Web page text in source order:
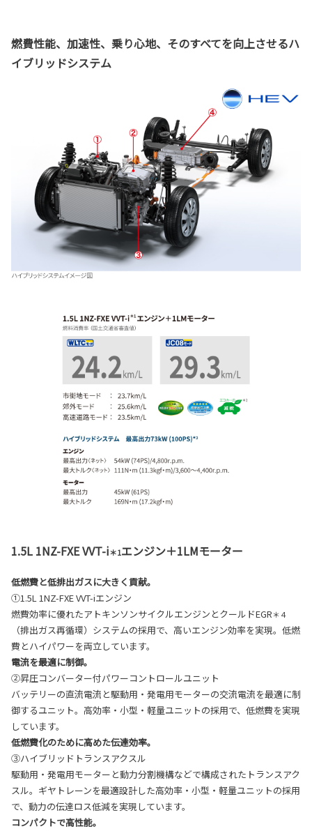
燃費性能、加速性、乗り心地、そのすべてを向上させるハ
イブリッドシステム
1.5L 1NZ-FXE VVT-i＊1エンジン＋1LMモーター
低燃費と低排出ガスに大きく貢献。
①1.5L 1NZ-FXE VVT-iエンジン
燃費効率に優れたアトキンソンサイクルエンジンとクールドEGR＊４
（排出ガス再循環）システムの採用で、高いエンジン効率を実現。低燃
費とハイパワーを両立しています。
電流を最適に制御。
②昇圧コンバーター付パワーコントロールユニット
バッテリーの直流電流と駆動用・発電用モーターの交流電流を最適に制
御するユニット。高効率・小型・軽量ユニットの採用で、低燃費を実現
しています。
低燃費化のために高めた伝達効率。
③ハイブリッドトランスアクスル
駆動用・発電用モーターと動力分割機構などで構成されたトランスアク
スル。ギヤトレーンを最適設計した高効率・小型・軽量ユニットの採用
で、動力の伝達ロス低減を実現しています。
コンパクトで高性能。